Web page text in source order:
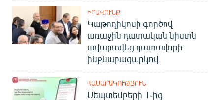
ԻՐԱՎՈՒՆՔ
Կաթողիկոսի գործով
առաջին դատական նիստն
ավարտվեց դատավորի
ինքնաբացարկով
ՀԱՍԱՐԱԿՈՒԹՅՈՒՆ
Սեպտեմբերի 1-ից